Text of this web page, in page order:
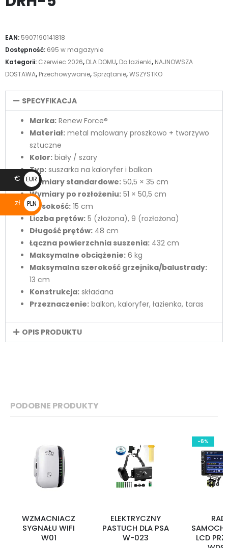
EAN: 5907190141818
Dostępność: 695 w magazynie
Kategorii: Czerwiec 2026, DLA DOMU, Do łazienki, NAJNOWSZA
DOSTAWA, Przechowywanie, Sprzątanie,WSZYSTKO
SPECYFIKACJA
Marka: Renew Force®
Materiał: metal malowany proszkowo + tworzywo
sztuczne
Kolor: biały / szary
Typ: suszarka na kaloryfer i balkon
Wymiary standardowe: 50,5 × 35 cm
Wymiary po rozłożeniu: 51 × 50,5 cm
Wysokość: 15 cm
Liczba prętów: 5 (złożona), 9 (rozłożona)
Długość prętów: 48 cm
Łączna powierzchnia suszenia: 432 cm
Maksymalne obciążenie: 6 kg
Maksymalna szerokość grzejnika/balustrady:
13 cm
Konstrukcja: składana
Przeznaczenie: balkon, kaloryfer, łazienka, taras
OPIS PRODUKTU
PODOBNE PRODUKTY
WZMACNIACZ
SYGNAŁU WIFI
W01
ELEKTRYCZNY
PASTUCH DLA PSA
W-023
-6%
LCD
€
EUR
€
zł
PLN
zł